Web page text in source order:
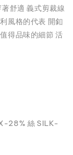
舒適 義式剪裁線
風格的代表 開釦
得品味的細節 活
28% 絲 SILK-